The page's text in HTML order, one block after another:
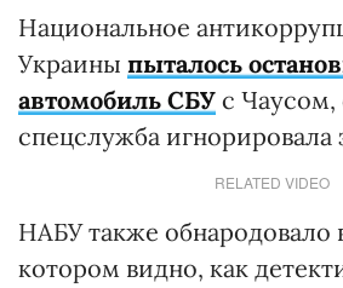
Национальное
Украины пыталось
автомобиль СБУ с Чаусом,
спецслужба игнорировала
RELATED VIDEO
НАБУ также обнародовало
котором видно, как